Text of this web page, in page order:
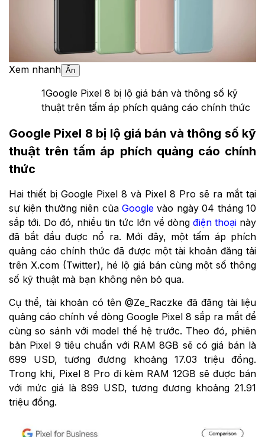
Xem nhanh Ẩn
1Google Pixel 8 bị lộ giá bán và thông số kỹ
thuật trên tấm áp phích quảng cáo chính thức
Google Pixel 8 bị lộ giá bán và thông số kỹ
thuật trên tấm áp phích quảng cáo chính
thức
Hai thiết bị Google Pixel 8 và Pixel 8 Pro sẽ ra mắt tại
sự kiện thường niên của Google vào ngày 04 tháng 10
sắp tới. Do đó, nhiều tin tức lớn về dòng điện thoạinày
đã bắt đầu được nổ ra. Mới đây, một tấm áp phích
quảng cáo chính thức đã được một tài khoản đăng tải
trên X.com (Twitter), hé lộ giá bán cùng một số thông
số kỹ thuật mà bạn không nên bỏ qua.
Cụ thể, tài khoản có tên @Ze_Raczke đã đăng tài liệu
quảng cáo chính về dòng Google Pixel 8 sắp ra mắt để
cùng so sánh với model thế hệ trước. Theo đó, phiên
bản Pixel 9 tiêu chuẩn với RAM 8GB sẽ có giá bán là
699 USD, tương đương khoảng 17.03 triệu đồng.
Trong khi, Pixel 8 Pro đi kèm RAM 12GB sẽ được bán
với mức giá là 899 USD, tương đương khoảng 21.91
triệu đồng.